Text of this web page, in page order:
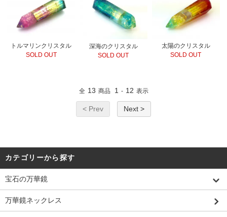
トルマリンクリスタル
SOLD OUT
深海のクリスタル
SOLD OUT
太陽のクリスタル
SOLD OUT
全 13 商品 1 - 12 表示
< Prev Next >
カテゴリーから探す
宝石の万華鏡
万華鏡ネックレス